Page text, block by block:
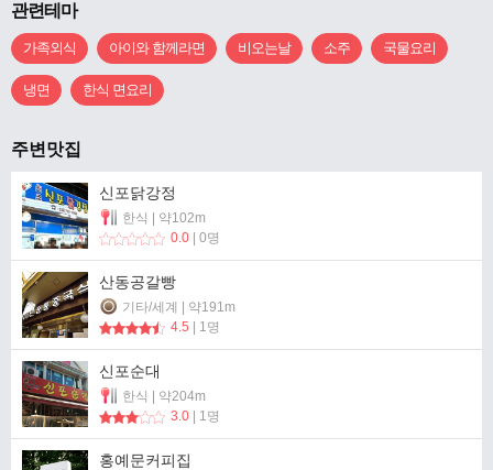
관련테마
가족외식 아이와 함께라면 비오는날 소주 국물요리
냉면 한식 면요리
주변맛집
신포닭강정
한식 | 약102m
0.0 | 0명
산동공갈빵
기타/세계 | 약191m
4.5 | 1명
신포순대
한식 | 약204m
3.0 | 1명
홍예문커피집